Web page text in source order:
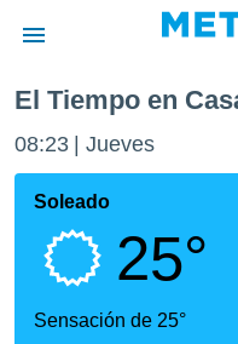
de
por
que se
calidad.
a este
las
El Tiempo en
08:24 Jueves
Soleado
25°
Sensación de 25°